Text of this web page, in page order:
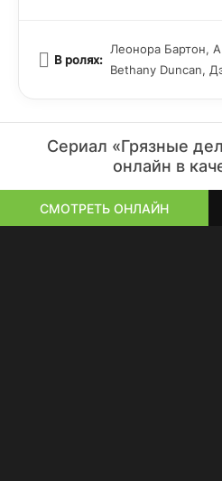
В ролях:
Леонора Бартон,
Bethany Duncan,
Сериал «Грязные
онлайн в
СМОТРЕТЬ ОНЛАЙН